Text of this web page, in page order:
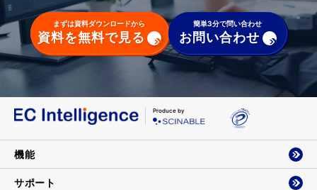
まずは資料ダウンロードから
資料を無料で見る
簡単3分で問い合わせ
お問い合わせ
Produce by
機能
サポート